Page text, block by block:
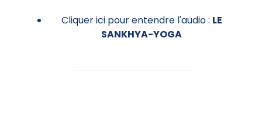
Cliquer ici pour entendre l'audio : LE
SANKHYA-YOGA